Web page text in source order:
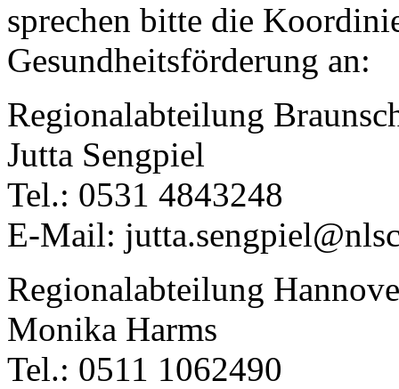
sprechen bitte die
Gesundheitsförderung an:
Regionalabteilung
Jutta Sengpiel
Tel.: 0531 4843248
E-Mail:
Regionalabteilung
Monika Harms
Tel.: 0511 1062490